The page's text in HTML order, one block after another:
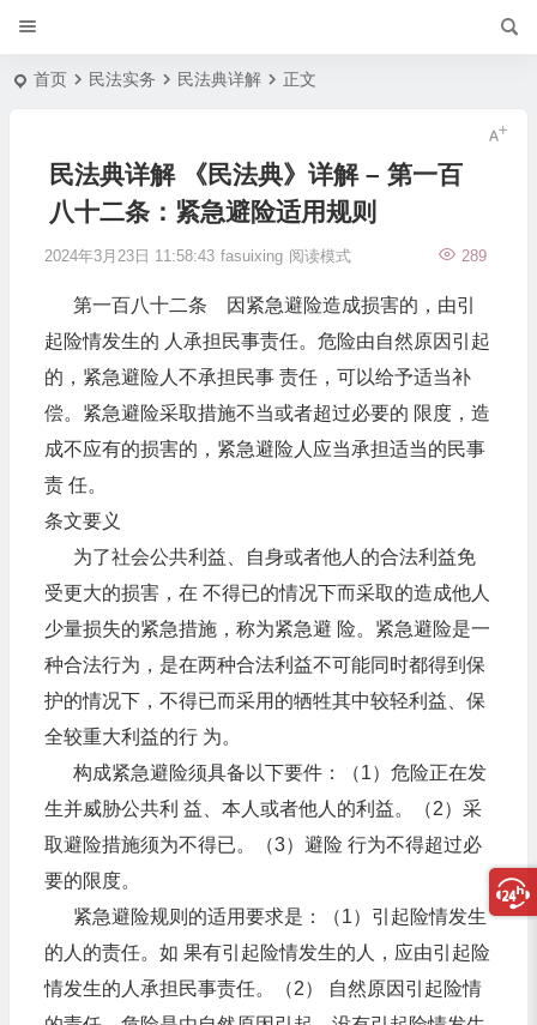
首页 民法实务 民法典详解 正文
民法典详解 《民法典》详解 – 第一百
八十二条：紧急避险适用规则
2024年3月23日 11:58:43 fasuixing 289
阅读模式
第一百八十二条 因紧急避险造成损害的，由引
起险情发生的 人承担民事责任。危险由自然原因引起
的，紧急避险人不承担民事 责任，可以给予适当补
偿。紧急避险采取措施不当或者超过必要的 限度，造
成不应有的损害的，紧急避险人应当承担适当的民事
责 任。
条文要义
为了社会公共利益、自身或者他人的合法利益免
受更大的损害，在 不得已的情况下而采取的造成他人
少量损失的紧急措施，称为紧急避 险。紧急避险是一
种合法行为，是在两种合法利益不可能同时都得到保
护的情况下，不得已而采用的牺牲其中较轻利益、保
全较重大利益的行 为。
构成紧急避险须具备以下要件：（1）危险正在发
生并威胁公共利 益、本人或者他人的利益。（2）采
取避险措施须为不得已。（3）避险 行为不得超过必
要的限度。
紧急避险规则的适用要求是：（1）引起险情发生
的人的责任。如 果有引起险情发生的人，应由引起险
情发生的人承担民事责任。（2） 自然原因引起险情